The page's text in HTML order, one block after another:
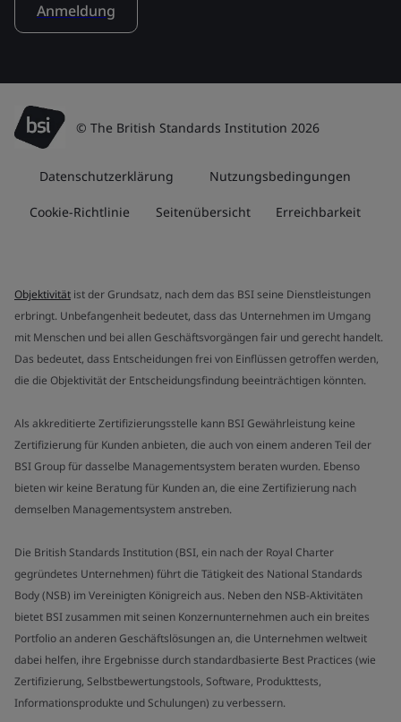
Anmeldung
© The British Standards Institution 2026
Datenschutzerklärung Nutzungsbedingungen
Cookie-Richtlinie Seitenübersicht Erreichbarkeit
Objektivität ist der Grundsatz, nach dem das BSI seine Dienstleistungen
erbringt. Unbefangenheit bedeutet, dass das Unternehmen im Umgang
mit Menschen und bei allen Geschäftsvorgängen fair und gerecht handelt.
Das bedeutet, dass Entscheidungen frei von Einflüssen getroffen werden,
die die Objektivität der Entscheidungsfindung beeinträchtigen könnten.
Als akkreditierte Zertifizierungsstelle kann BSI Gewährleistung keine
Zertifizierung für Kunden anbieten, die auch von einem anderen Teil der
BSI Group für dasselbe Managementsystem beraten wurden. Ebenso
bieten wir keine Beratung für Kunden an, die eine Zertifizierung nach
demselben Managementsystem anstreben.
Die British Standards Institution (BSI, ein nach der Royal Charter
gegründetes Unternehmen) führt die Tätigkeit des National Standards
Body (NSB) im Vereinigten Königreich aus. Neben den NSB-Aktivitäten
bietet BSI zusammen mit seinen Konzernunternehmen auch ein breites
Portfolio an anderen Geschäftslösungen an, die Unternehmen weltweit
dabei helfen, ihre Ergebnisse durch standardbasierte Best Practices (wie
Zertifizierung, Selbstbewertungstools, Software, Produkttests,
Informationsprodukte und Schulungen) zu verbessern.